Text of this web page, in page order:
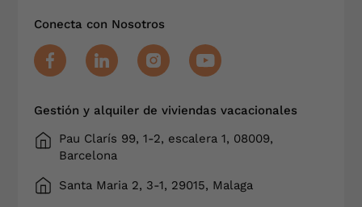
Conecta con Nosotros
Gestión y alquiler de viviendas vacacionales
Pau Clarís 99, 1-2, escalera 1, 08009,
Barcelona
Santa Maria 2, 3-1, 29015, Malaga